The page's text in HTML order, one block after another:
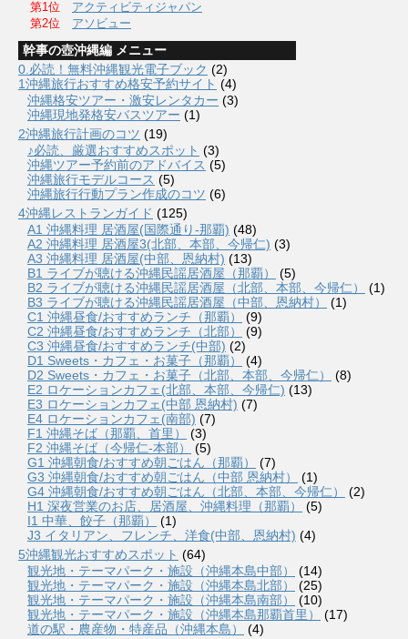
第1位
アクティビティジャパン
第2位
アソビュー
幹事の壺沖縄編 メニュー
0.必読！無料沖縄観光電子ブック (2)
1沖縄旅行おすすめ格安予約サイト (4)
沖縄格安ツアー・激安レンタカー (3)
沖縄現地発格安バスツアー (1)
2沖縄旅行計画のコツ (19)
♪必読、厳選おすすめスポット (3)
沖縄ツアー予約前のアドバイス (5)
沖縄旅行モデルコース (5)
沖縄旅行行動プラン作成のコツ (6)
4沖縄レストランガイド (125)
A1 沖縄料理 居酒屋(国際通り-那覇) (48)
A2 沖縄料理 居酒屋3(北部、本部、今帰仁) (3)
A3 沖縄料理 居酒屋(中部、恩納村) (13)
B1 ライブが聴ける沖縄民謡居酒屋（那覇）
(5)
B2 ライブが聴ける沖縄民謡居酒屋（北部、本部、今帰仁）
(1)
B3 ライブが聴ける沖縄民謡居酒屋（中部、恩納村）
(1)
C1 沖縄昼食/おすすめランチ（那覇）
(9)
C2 沖縄昼食/おすすめランチ（北部）
(9)
C3 沖縄昼食/おすすめランチ(中部) (2)
D1 Sweets・カフェ・お菓子（那覇）
(4)
D2 Sweets・カフェ・お菓子（北部、本部、今帰仁）
(8)
E2 ロケーションカフェ(北部、本部、今帰仁) (13)
E3 ロケーションカフェ(中部 恩納村) (7)
E4 ロケーションカフェ(南部) (7)
F1 沖縄そば（那覇、首里）
(3)
F2 沖縄そば（今帰仁-本部）
(5)
G1 沖縄朝食/おすすめ朝ごはん（那覇）
(7)
G3 沖縄朝食/おすすめ朝ごはん（中部 恩納村）
(1)
G4 沖縄朝食/おすすめ朝ごはん（北部、本部、今帰仁）
(2)
H1 深夜営業のお店、居酒屋、沖縄料理（那覇）
(5)
I1 中華、餃子（那覇）
(1)
J3 イタリアン、フレンチ、洋食(中部、恩納村) (4)
5沖縄観光おすすめスポット (64)
観光地・テーマパーク・施設（沖縄本島中部）
(14)
観光地・テーマパーク・施設（沖縄本島北部）
(25)
観光地・テーマパーク・施設（沖縄本島南部）
(10)
観光地・テーマパーク・施設（沖縄本島那覇首里）
(17)
道の駅・農産物・特産品（沖縄本島）
(4)